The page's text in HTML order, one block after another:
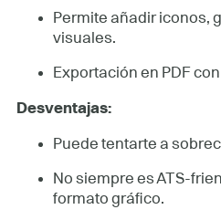
Permite añadir iconos,
visuales.
Exportación en PDF
Desventajas:
Puede tentarte a
No siempre es ATS-
formato gráfico.